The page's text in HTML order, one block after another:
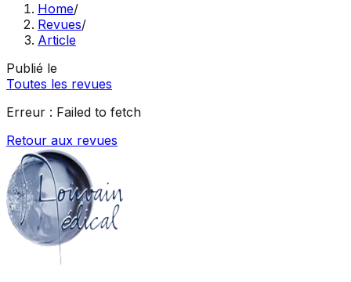
Home/
Revues/
Article
Publié le
Toutes les revues
Erreur : Failed to fetch
Retour aux revues